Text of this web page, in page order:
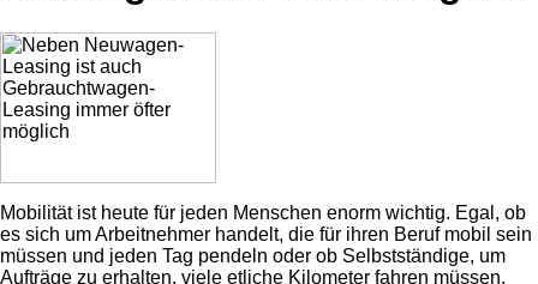
Mobilität ist heute für jeden Menschen enorm wichtig. Egal, ob
es sich um Arbeitnehmer handelt, die für ihren Beruf mobil sein
müssen und jeden Tag pendeln oder ob Selbstständige, um
Aufträge zu erhalten, viele etliche Kilometer fahren müssen,